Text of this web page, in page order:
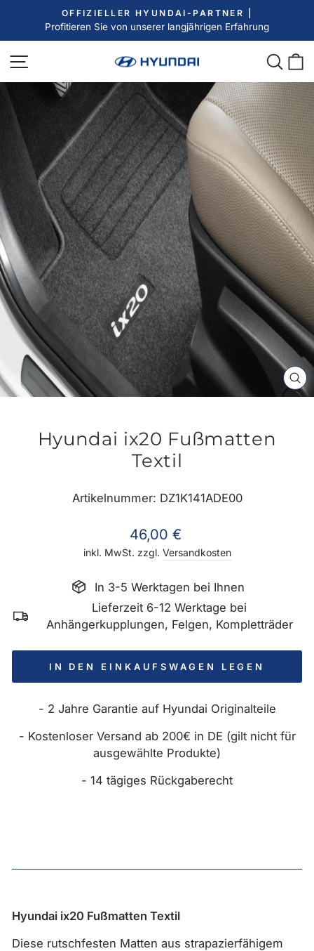
Inhalt
Pause
OFFIZIELLER HYUNDAI-PARTNER |
Profitieren Sie von unserer langjährigen Erfahrung
Seitennavigation
Hyundai ix20 Fußmatten
Textil
Artikelnummer: DZ1K141ADE00
Normaler
Preis
46,00 €
inkl. MwSt. zzgl. Versandkosten
In 3-5 Werktagen bei Ihnen
Lieferzeit 6-12 Werktage bei
Anhängerkupplungen, Felgen, Kompletträder
IN DEN EINKAUFSWAGEN LEGEN
- 2 Jahre Garantie auf Hyundai Originalteile
- Kostenloser Versand ab 200€ in DE (gilt nicht für
ausgewählte Produkte)
- 14 tägiges Rückgaberecht
Hyundai ix20 Fußmatten Textil
Diese rutschfesten Matten aus strapazierfähigem